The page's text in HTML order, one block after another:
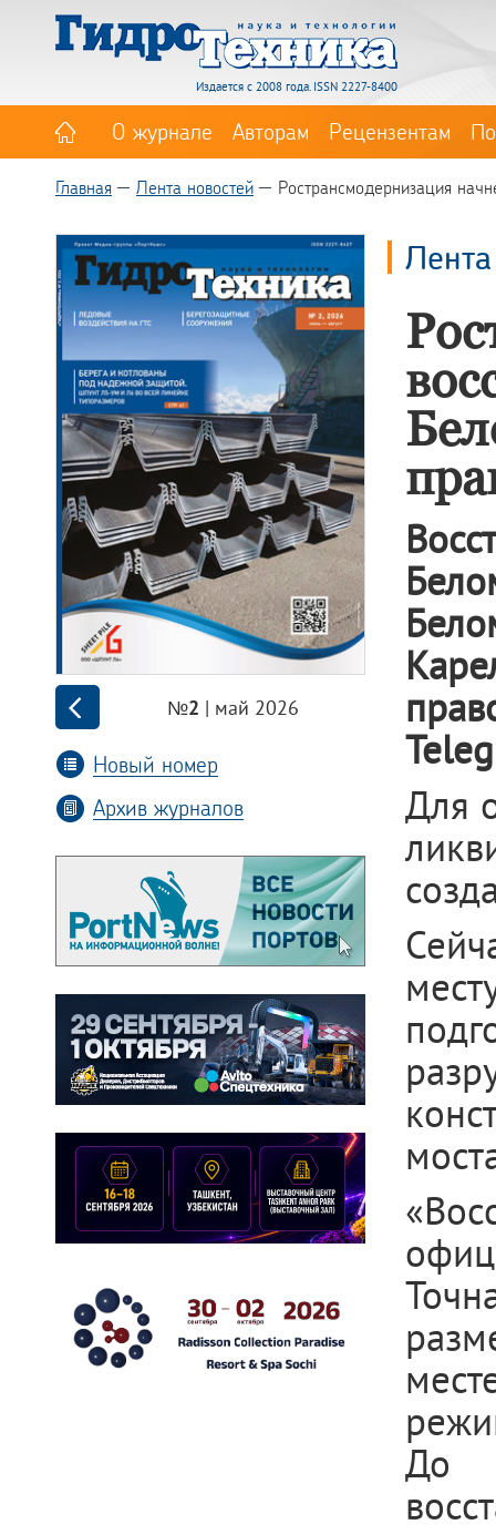
Издается с 2008 года. ISSN 2227-8400
О журнале Авторам Рецензентам
Главная Лента новостей Ространсмодернизация
№2 | май 2026
Новый номер
Архив журналов
Для
До